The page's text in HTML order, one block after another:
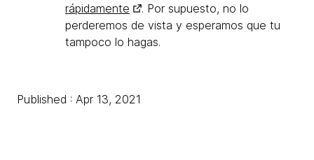
rápidamente
. Por supuesto, no lo
perderemos de vista y esperamos que tu
tampoco lo hagas.
Published : Apr 13, 2021